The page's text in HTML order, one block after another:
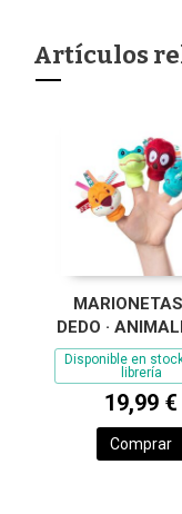
Artículos
DEDO · ANIMALES DE
LA
TITELLA DE
Disponible en
librería
19,99 €
Comprar